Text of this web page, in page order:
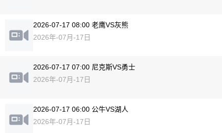
2026-07-17 08:00 老鹰VS灰熊
2026年-07月-17日
2026-07-17 07:00 尼克斯VS勇士
2026年-07月-17日
2026-07-17 06:00 公牛VS湖人
2026年-07月-17日